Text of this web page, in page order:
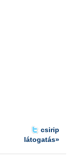
csirip
látogatás»